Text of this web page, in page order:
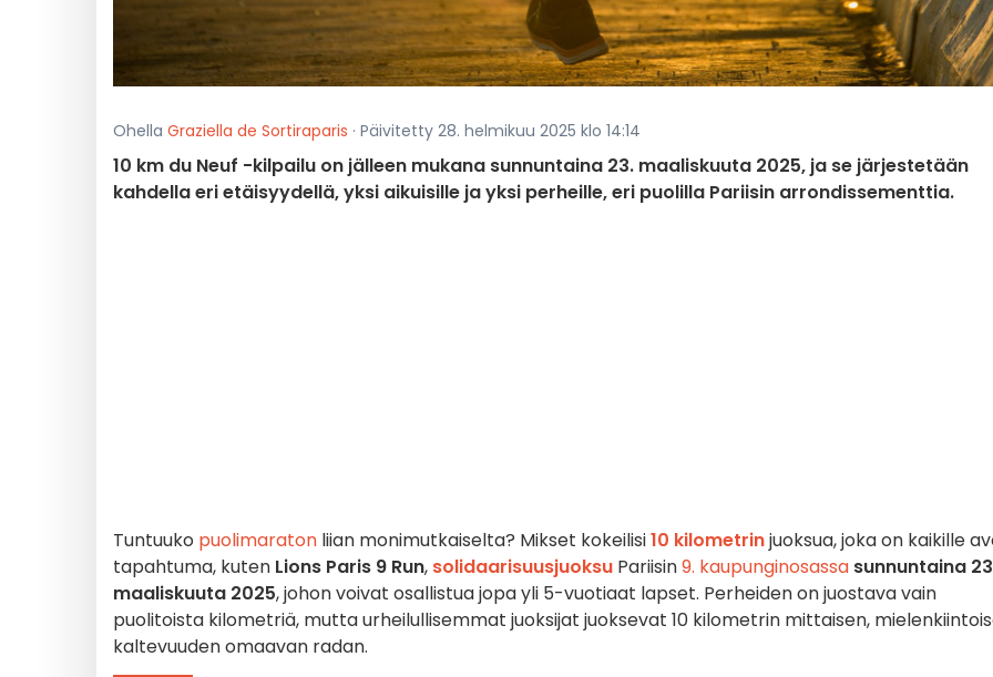
Ohella Graziella de Sortiraparis · Päivitetty 28. helmikuu 2025 klo 14:14
10 km du Neuf -kilpailu on jälleen mukana sunnuntaina 23. maaliskuuta 2025, ja se järjestetään
kahdella eri etäisyydellä, yksi aikuisille ja yksi perheille, eri puolilla Pariisin arrondissementtia.
Tuntuuko puolimaraton liian monimutkaiselta? Mikset kokeilisi10 kilometrinjuoksua, joka on kaikille
tapahtuma, kuten Lions Paris 9 Run, solidaarisuusjuoksu Pariisin9. kaupunginosassa sunnuntaina
maaliskuuta 2025, johon voivat osallistua jopa yli 5-vuotiaat lapset. Perheiden on juostava vain
puolitoista kilometriä, mutta urheilullisemmat juoksijat juoksevat 10 kilometrin mittaisen,
kaltevuuden omaavan radan.